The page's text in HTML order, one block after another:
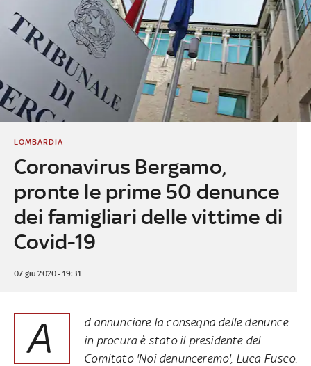
Coronavirus Bergamo,
pronte le prime 50 denunce
dei famigliari delle vittime di
Covid-19
LOMBARDIA
07 giu 2020 - 19:31
A
d annunciare la consegna delle denunce
in procura è stato il presidente del
Comitato 'Noi denunceremo', Luca Fusco.